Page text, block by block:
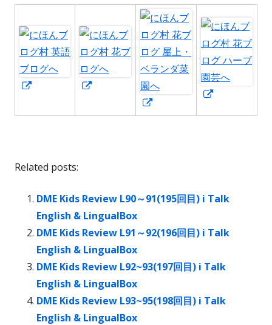
い
ン
ウ
で
開
き
ま
す
い
ウ
で
開
き
ま
す
し
ド
で
き
す
ド
で
き
す
Related posts:
DME Kids Review L90～91(195回目) i Talk
English & LingualBox
DME Kids Review L91～92(196回目) i Talk
English & LingualBox
DME Kids Review L92~93(197回目) i Talk
English & LingualBox
DME Kids Review L93~95(198回目) i Talk
English & LingualBox